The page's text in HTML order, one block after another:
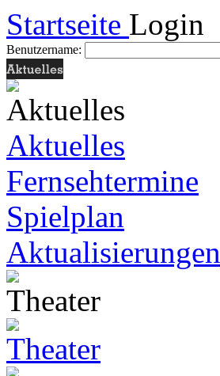
Startseite Login
Benutzername:
Aktuelles
Fernsehtermine
Spielplan
Aktualisierungen